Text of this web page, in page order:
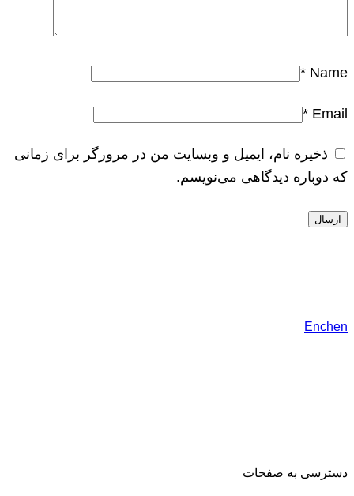
Name
*
Email
*
ذخیره نام، ایمیل و وبسایت من در مرورگر برای زمانی
که دوباره دیدگاهی می‌نویسم.
Enchen
دسترسی به صفحات